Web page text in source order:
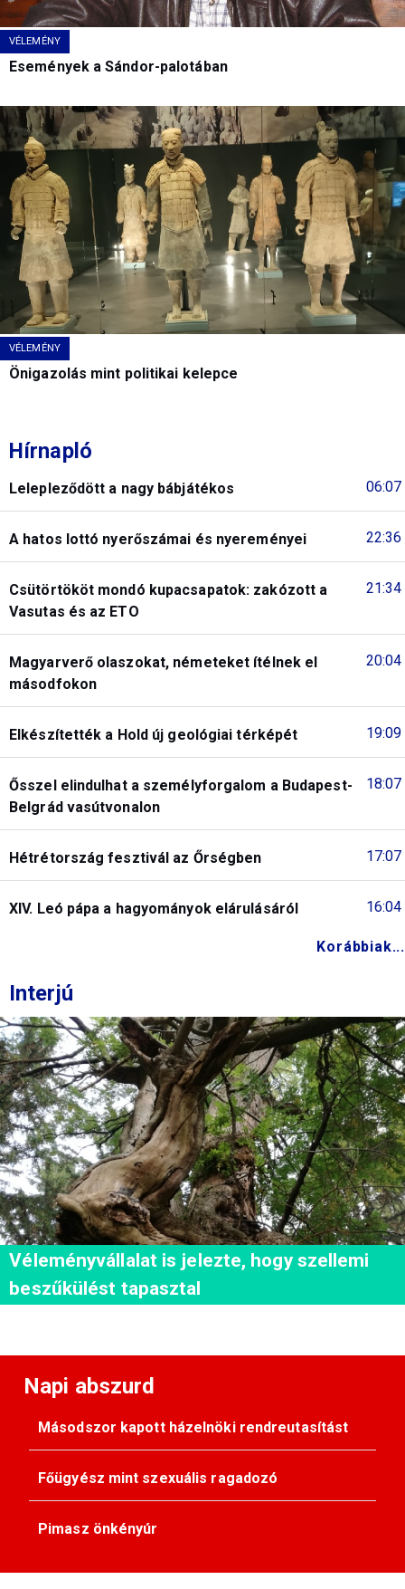
VÉLEMÉNY
Események a Sándor-palotában
VÉLEMÉNY
Önigazolás mint politikai kelepce
Hírnapló
06:07
Lelepleződött a nagy bábjátékos
22:36
A hatos lottó nyerőszámai és nyereményei
21:34
Csütörtököt mondó kupacsapatok: zakózott a
Vasutas és az ETO
20:04
Magyarverő olaszokat, németeket ítélnek el
másodfokon
19:09
Elkészítették a Hold új geológiai térképét
18:07
Ősszel elindulhat a személyforgalom a Budapest-
Belgrád vasútvonalon
17:07
Hétrétország fesztivál az Őrségben
16:04
XIV. Leó pápa a hagyományok elárulásáról
Korábbiak...
Interjú
Véleményvállalat is jelezte, hogy szellemi
beszűkülést tapasztal
Napi abszurd
Másodszor kapott házelnöki rendreutasítást
Főügyész mint szexuális ragadozó
Pimasz önkényúr